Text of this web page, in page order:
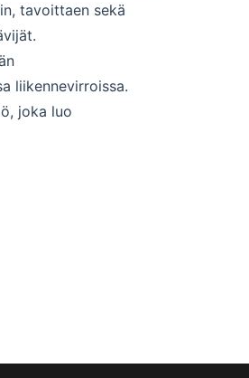
tavoittaen sekä
liikennevirroissa.
joka luo